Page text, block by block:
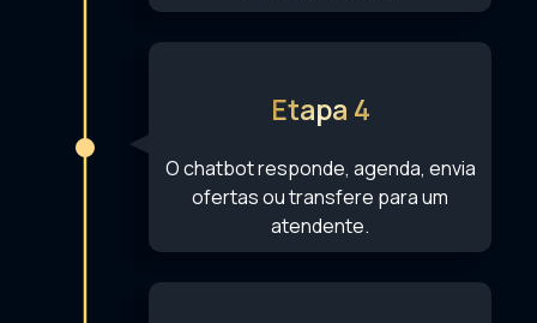
Etapa 4
O chatbot responde, agenda, envia
ofertas ou transfere para um
atendente.